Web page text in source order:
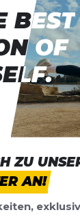
ZU
AN!
BEST
OF
BEST
OF